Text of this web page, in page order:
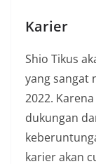
Karier
Shio Tikus
yang sangat
2022.
dukungan
karier akan